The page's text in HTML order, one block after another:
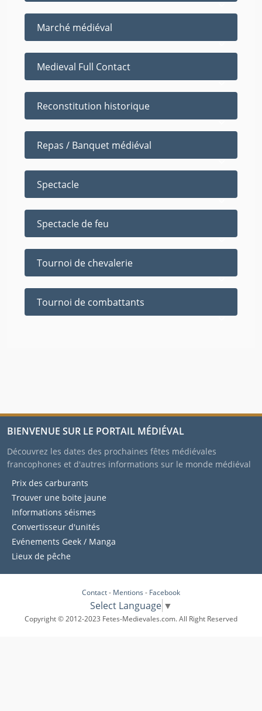
Marché médiéval
Medieval Full Contact
Reconstitution historique
Repas / Banquet médiéval
Spectacle
Spectacle de feu
Tournoi de chevalerie
Tournoi de combattants
BIENVENUE SUR LE PORTAIL MÉDIÉVAL
Découvrez les dates des prochaines fêtes médiévales
francophones et d'autres informations sur le monde médiéval
Prix des carburants
Trouver une boite jaune
Informations séismes
Convertisseur d'unités
Evénements Geek / Manga
Lieux de pêche
Contact- Mentions - Facebook
Select Language ▼
Copyright © 2012-2023 Fetes-Medievales.com. All Right Reserved